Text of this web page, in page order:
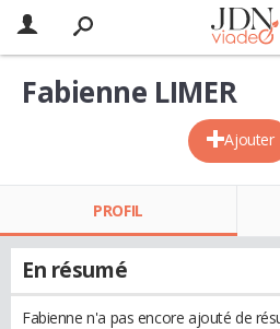
Ajouter
Fabienne LIMER
PROFIL
En résumé
Fabienne n'a pas encore ajouté de